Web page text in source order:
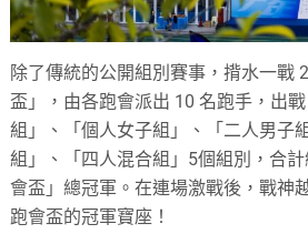
除了傳統的公開組別賽事，揹水一戰
盃」，由各跑會派出 10 名跑手，出
組」、「個人女子組」、「二人男子
組」、「四人混合組」5個組別，合
會盃」總冠軍。在連場激戰後，戰神
跑會盃的冠軍寶座！